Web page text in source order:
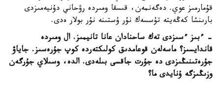
قۇمارمىز عوي. دەگەنمەن، قىسقا ومىردە رۋحاني دۇنيەمىزدى
بارىنشا كەڭەيتە تۇسسەك نۇر ۇستىنە نۇر بولار ەدى.
- ءبىز ءسىزدى تەك ساحنادان عانا تانيمىز. ال ومىردە
قاندايسىز؟ ماسەلەن قوعامدىق كولىكتەردە كوپ جۇرەسىز. جاياۋ
جۇرەتىنىڭىزدى دە جۇرت جاقسى بىلەدى. الدە، وسىلاي جۇرگەن
وزىڭىزگە ۇنايدى ما؟